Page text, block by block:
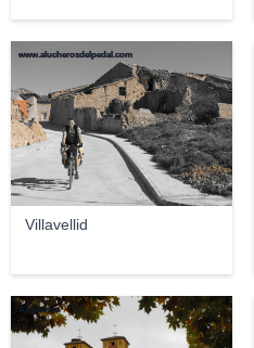
Villavellid
www.alucherosdelpedal.com
Aquielrafa